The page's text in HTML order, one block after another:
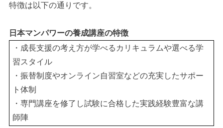
特徴は以下の通りです。
日本マンパワーの養成講座の特徴
・成長支援の考え方が学べるカリキュラムや選べる学
習スタイル
・振替制度やオンライン自習室などの充実したサポー
ト体制
・専門講座を修了し試験に合格した実践経験豊富な講
師陣